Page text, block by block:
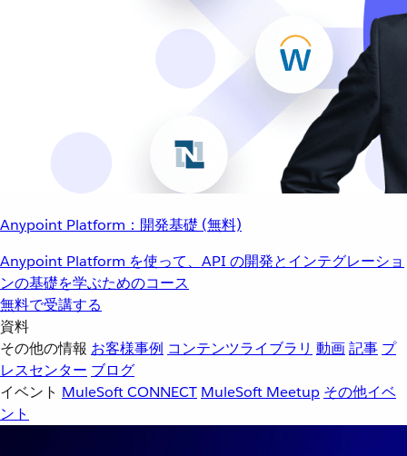
Anypoint Platform：開発基礎 (無料)
Anypoint Platform を使って、API の開発とインテグレーショ
ンの基礎を学ぶためのコース
無料で受講する
資料
その他の情報 お客様事例 コンテンツライブラリ 動画記事 プ
レスセンター ブログ
イベント MuleSoft CONNECT MuleSoft Meetup その他イベ
ント